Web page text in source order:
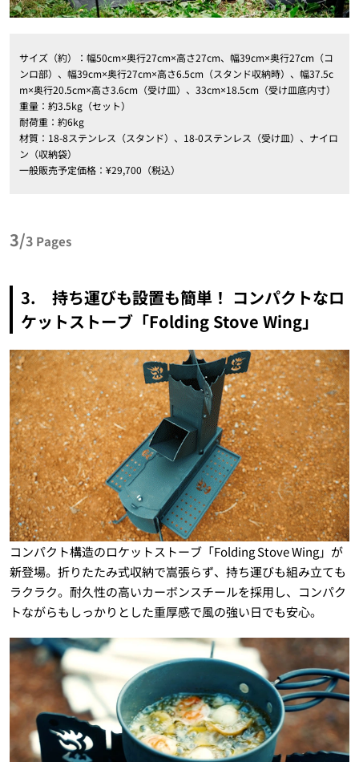
サイズ（約）：幅50cm×奥行27cm×高さ27cm、幅39cm×奥行27cm（コ
ンロ部）、幅39cm×奥行27cm×高さ6.5cm（スタンド収納時）、幅37.5c
m×奥行20.5cm×高さ3.6cm（受け皿）、33cm×18.5cm（受け皿底内寸）
重量：約3.5kg（セット）
耐荷重：約6kg
材質：18-8ステンレス（スタンド）、18-0ステンレス（受け皿）、ナイロ
ン（収納袋）
一般販売予定価格：¥29,700（税込）
3/3 Pages
3. 持ち運びも設置も簡単！ コンパクトなロ
ケットストーブ「Folding Stove Wing」
コンパクト構造のロケットストーブ「Folding Stove Wing」が
新登場。折りたたみ式収納で嵩張らず、持ち運びも組み立ても
ラクラク。耐久性の高いカーボンスチールを採用し、コンパク
トながらもしっかりとした重厚感で風の強い日でも安心。